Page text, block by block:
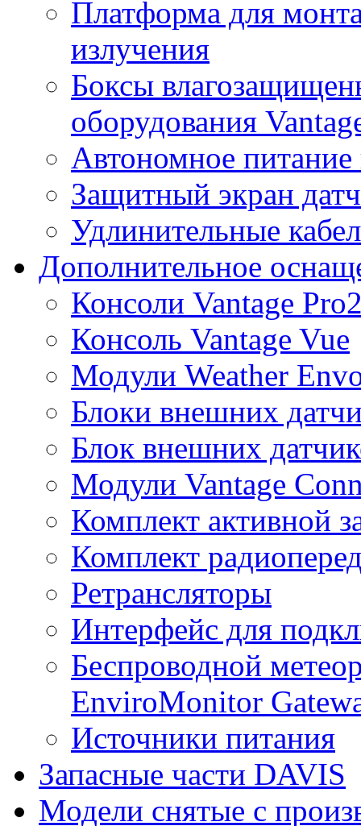
Платформа для
излучения
Боксы
оборудования
Автономное питание
Защитный экран
Удлинительные
Дополнительное
Консоли Vantage
Консоль Vantage Vue
Модули Weather
Блоки внешних
Блок внешних
Модули Vantage
Комплект активной
Комплект
Ретрансляторы
Интерфейс для
Беспроводной
EnviroMonitor
Источники питания
Запасные части DAVIS
Модели снятые с